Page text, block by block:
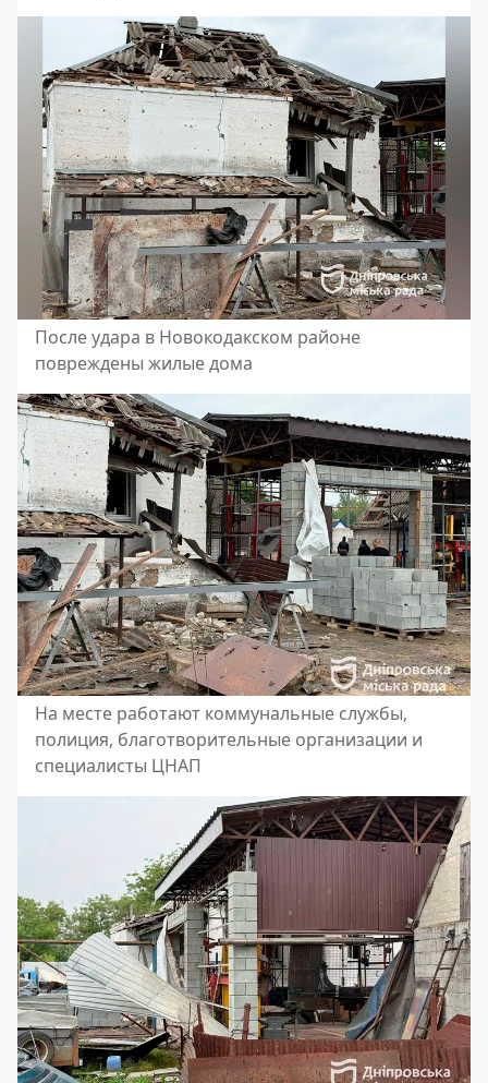
После удара в Новокодакском районе
повреждены жилые дома
На месте работают коммунальные службы,
полиция, благотворительные организации и
специалисты ЦНАП